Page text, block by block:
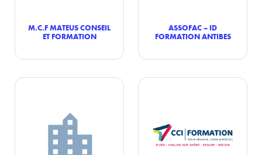
M.C.F MATEUS CONSEIL
ET FORMATION
ASSOFAC – ID
FORMATION ANTIBES